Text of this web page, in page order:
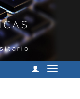
Cambiar